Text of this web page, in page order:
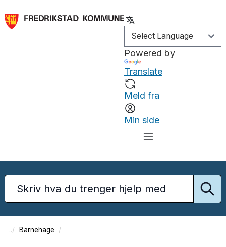
Powered by
Translate
Meld fra
Min side
Barnehage